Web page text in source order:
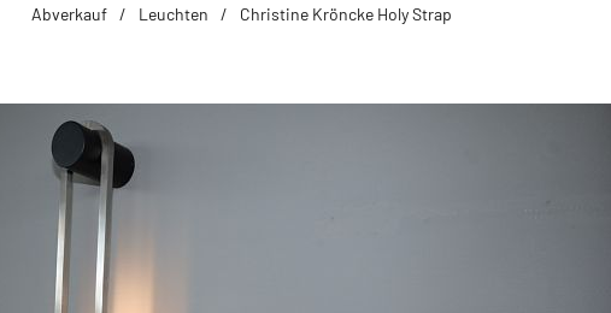
Abverkauf Leuchten Christine Kröncke Holy Strap